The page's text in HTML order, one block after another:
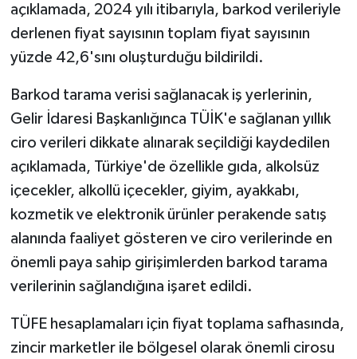
açıklamada, 2024 yılı itibarıyla, barkod verileriyle
derlenen fiyat sayısının toplam fiyat sayısının
yüzde 42,6'sını oluşturduğu bildirildi.
Barkod tarama verisi sağlanacak iş yerlerinin,
Gelir İdaresi Başkanlığınca TÜİK'e sağlanan yıllık
ciro verileri dikkate alınarak seçildiği kaydedilen
açıklamada, Türkiye'de özellikle gıda, alkolsüz
içecekler, alkollü içecekler, giyim, ayakkabı,
kozmetik ve elektronik ürünler perakende satış
alanında faaliyet gösteren ve ciro verilerinde en
önemli paya sahip girişimlerden barkod tarama
verilerinin sağlandığına işaret edildi.
TÜFE hesaplamaları için fiyat toplama safhasında,
zincir marketler ile bölgesel olarak önemli cirosu